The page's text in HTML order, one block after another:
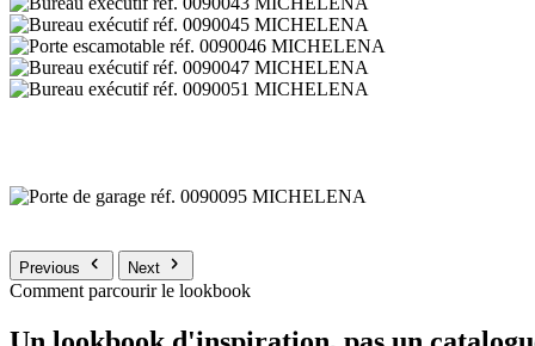
Previous Next
Comment parcourir le lookbook